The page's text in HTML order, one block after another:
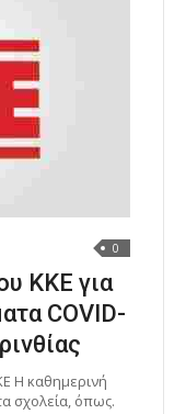
0
ΚΚΕ για
COVID-
Η καθημερινή
σχολεία, όπως.